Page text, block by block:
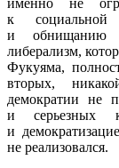
к социальной
и обнищанию
либерализм,
Фукуяма,
вторых,
демократии не
и серьезных
и
не реализовался.